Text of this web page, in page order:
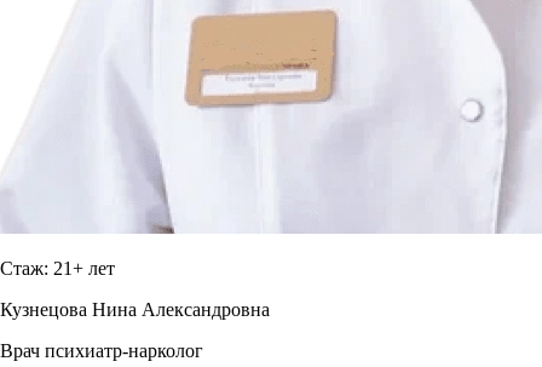
Стаж: 21+ лет
Кузнецова Нина Александровна
Врач психиатр-нарколог